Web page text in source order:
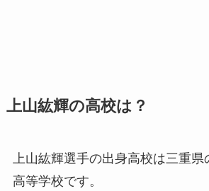
上山紘輝の高校は？
上山紘輝選手の出身高校は三重県
高等学校です。